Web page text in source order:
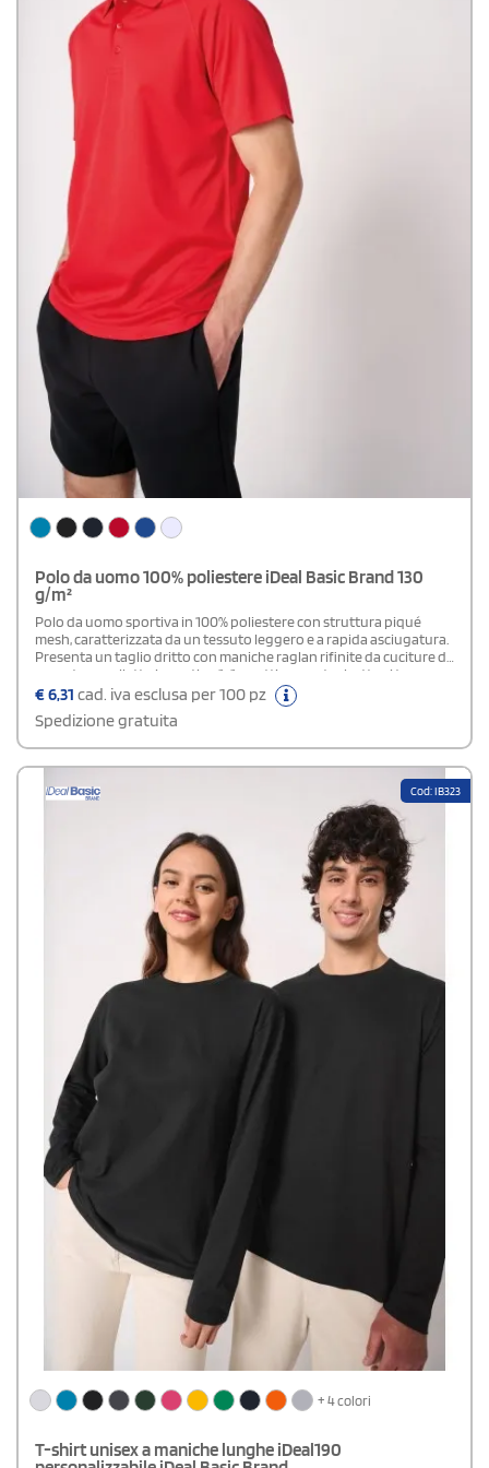
Polo da uomo 100% poliestere iDeal Basic Brand 130
g/m²
Polo da uomo sportiva in 100% poliestere con struttura piqué
mesh, caratterizzata da un tessuto leggero e a rapida asciugatura.
Presenta un taglio dritto con maniche raglan rifinite da cuciture di
copertura, colletto in costina 1x1 e pattina con tre bottoni tono su
tono. Il nastro di rinforzo interno al collo richiama la stessa tonalità,
mentre gli orli delle maniche e del fondo capo sono completati da
una resistente finitura a doppio ago. Etichetta del marchio
staccabile.Disponibile modello Donna
€6,31 cad. iva esclusa per 100 pz
Spedizione gratuita
Cod: IB323
+ 4 colori
T-shirt unisex a maniche lunghe iDeal190